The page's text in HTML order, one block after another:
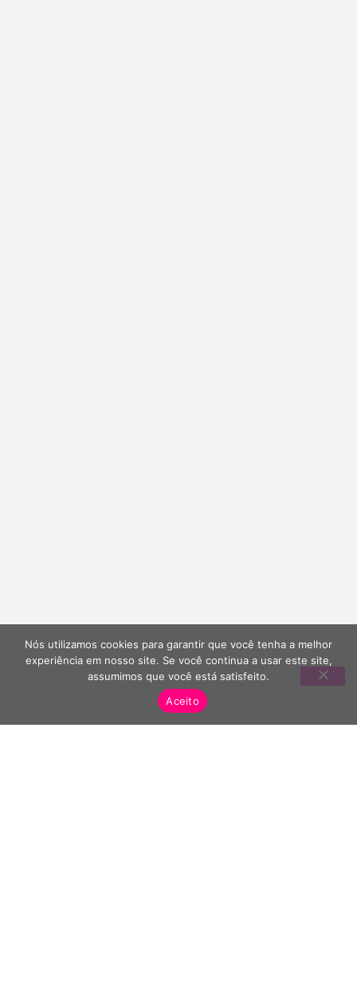
Nós utilizamos cookies para garantir que você tenha a melhor
experiência em nosso site. Se você continua a usar este site,
assumimos que você está satisfeito.
Aceito